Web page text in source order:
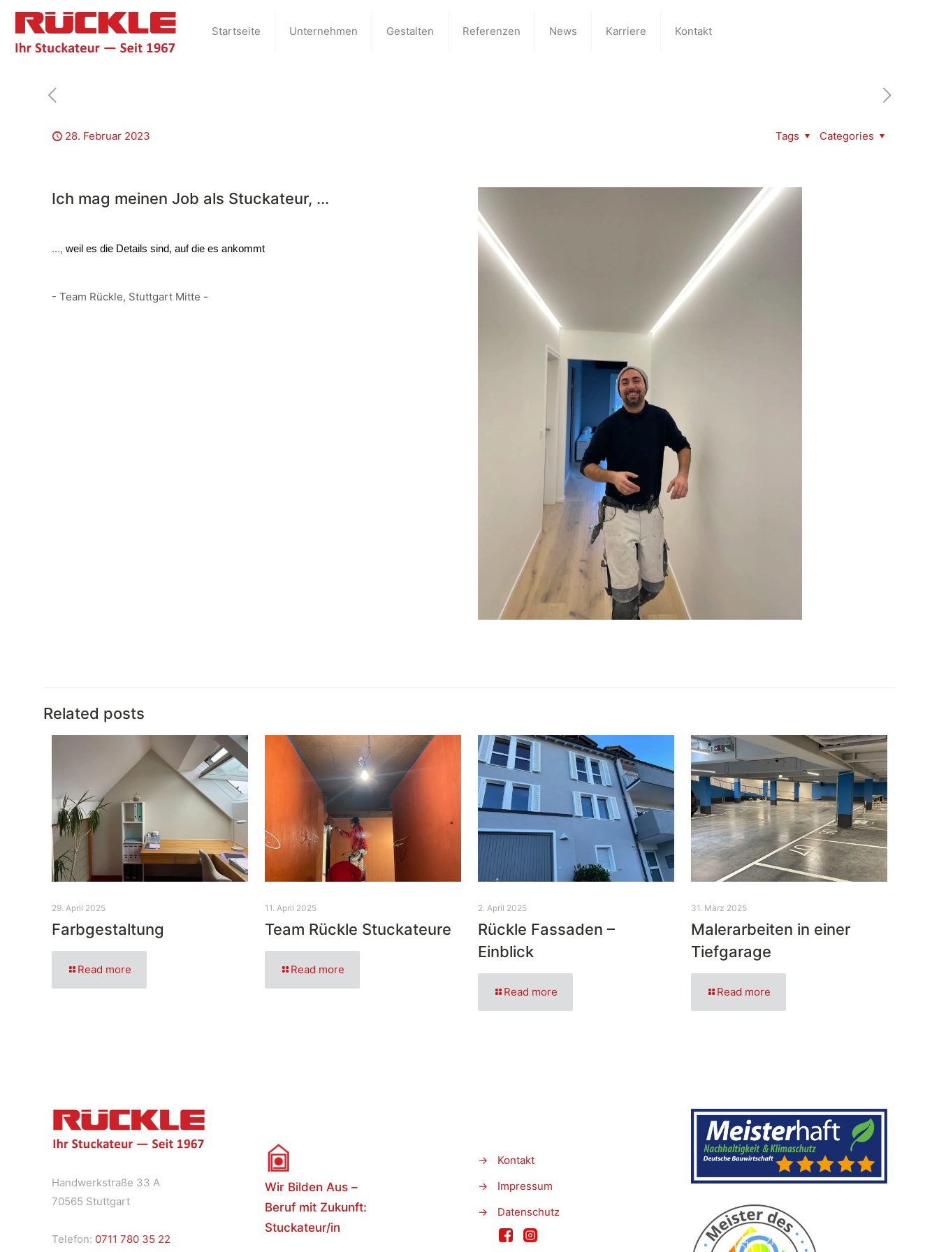
Startseite Unternehmen Gestalten Referenzen News Karriere Kontakt
28. Februar 2023 Categories
Tags
Ich mag meinen Job als Stuckateur, ...
..., weil es die Details sind, auf die es ankommt
- Team Rückle, Stuttgart Mitte -
Related posts
29. April 2025
Farbgestaltung
Read more
11. April 2025
Team Rückle Stuckateure
Read more
2. April 2025
Rückle Fassaden –
Einblick
Read more
31. März 2025
Malerarbeiten in einer
Tiefgarage
Read more
Handwerkstraße 33 A
70565 Stuttgart
Telefon: 0711 780 35 22
Wir Bilden Aus –
Beruf mit Zukunft:
Stuckateur/in
→
Kontakt
→
Impressum
→
Datenschutz